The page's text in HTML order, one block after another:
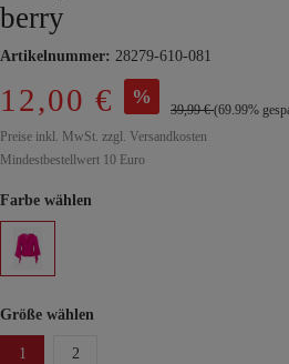
berry
Artikelnummer: 28279-610-081
12,00 € %
39,99 €(69.99%
Preise inkl. MwSt. zzgl. Versandkosten
Mindestbestellwert 10 Euro
Farbe wählen
Größe wählen
1 2